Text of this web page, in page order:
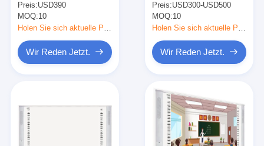
einer intelligenten
Version Brett-
Androids 6,0
Preis:USD390
MOQ:10
Wir Reden Jetzt.
multi Punkt-ultra
dünnen Rahmen
Whiteboard für
Klassenzimmer
Preis:USD300-USD500
MOQ:10
Wir Reden Jetzt.